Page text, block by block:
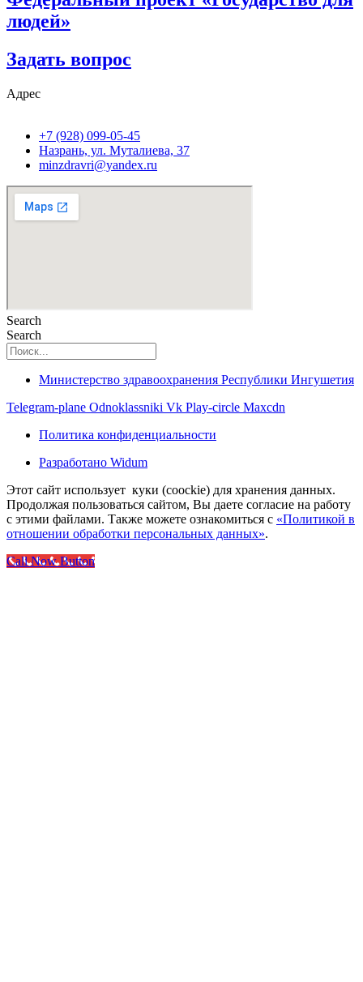
людей»
Задать вопрос
Адрес
+7 (928) 099-05-45
Назрань, ул. Муталиева, 37
minzdravri@yandex.ru
Search
Search
Министерство здравоохранения Республики Ингушетия
Telegram-plane Odnoklassniki Vk Play-circle Maxcdn
Политика конфиденциальности
Разработано Widum
Этот сайт использует куки (coockie) для хранения данных.
Продолжая пользоваться сайтом, Вы даете согласие на работу
с этими файлами. Также можете ознакомиться с «Политикой в
отношении обработки персональных данных».
Call Now Button